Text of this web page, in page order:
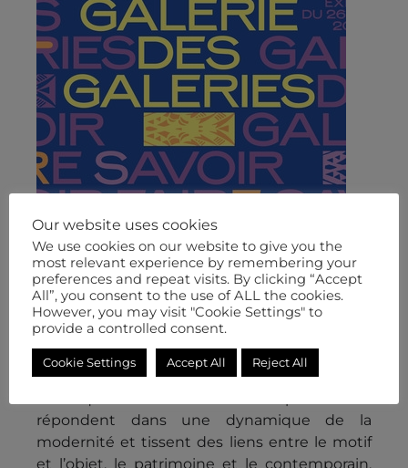
from 26/06/2019 to 18/08/2019
Du 26 juin au 18 août 2019, la Galerie des
Galeries présente Savoir Faire Savoir, un
voyage créatif à la redécouverte des Ateliers
de la Maîtrise, maison d’édition de mobilier
interne aux Galeries Lafayette. Archives
répondent dans une dynamique de la
modernité et tissent des liens entre le motif
et l’objet, le patrimoine et le contemporain,
Our website uses cookies
We use cookies on our website to give you the
most relevant experience by remembering your
preferences and repeat visits. By clicking “Accept
All”, you consent to the use of ALL the cookies.
However, you may visit "Cookie Settings" to
provide a controlled consent.
Cookie Settings Accept All Reject All